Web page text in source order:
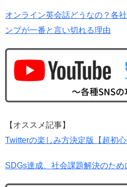
オンライン英会話どうなの？各
ンプが一番と言い切れる理由
【オススメ記事】
Twitterの楽しみ方決定版【超初心
SDGs達成、社会課題解決のため